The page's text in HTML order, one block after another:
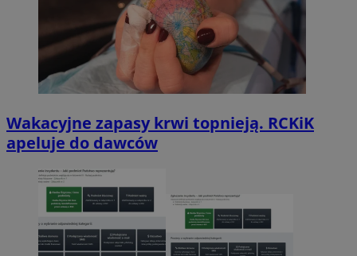
Wakacyjne zapasy krwi topnieją. RCKiK
apeluje do dawców